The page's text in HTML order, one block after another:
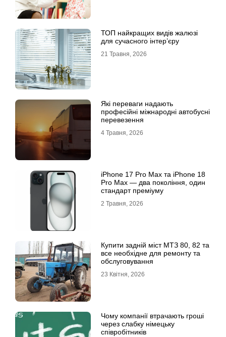
ТОП найкращих видів жалюзі
для сучасного інтер’єру
21 Травня, 2026
Які переваги надають
професійні міжнародні автобусні
перевезення
4 Травня, 2026
iРhone 17 Рro Мax та iРhone 18
Рro Мax — два покоління, один
стандарт преміуму
2 Травня, 2026
Купити задній міст МТЗ 80, 82 та
все необхідне для ремонту та
обслуговування
23 Квітня, 2026
Чому компанії втрачають гроші
через слабку німецьку
співробітників